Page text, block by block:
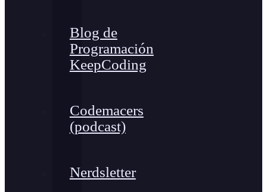
Blog de
Programación
KeepCoding
Codemacers
(podcast)
Nerdsletter